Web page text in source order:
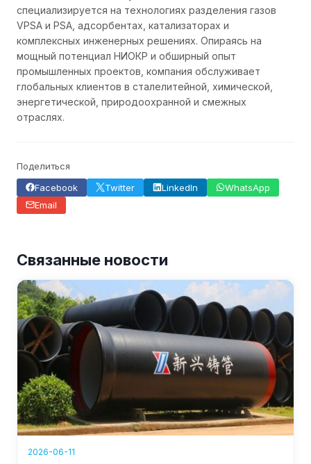
специализируется на технологиях разделения газов
VPSA и PSA, адсорбентах, катализаторах и
комплексных инженерных решениях. Опираясь на
мощный потенциал НИОКР и обширный опыт
промышленных проектов, компания обслуживает
глобальных клиентов в сталелитейной, химической,
энергетической, природоохранной и смежных
отраслях.
Поделиться
Facebook
Twitter LinkedIn
WhatsApp
Email
Связанные новости
2026-06-11